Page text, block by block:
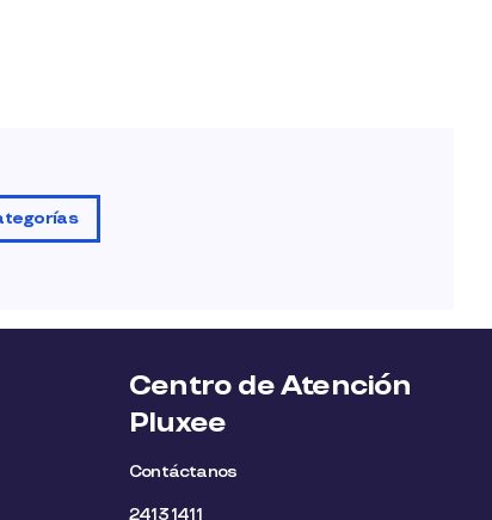
Centro de Atención
Pluxee
Contáctanos
2413 1411